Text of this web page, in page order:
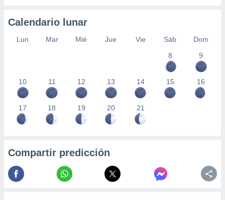
Calendario lunar
Lun Mar Mié Jue Vie Sáb
Dom
8
9
10 11 12 13 14 15 16
17 18 19 20 21
Compartir predicción